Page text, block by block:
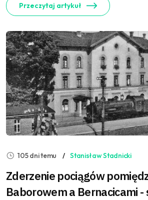
Przeczytaj artykuł
105 dni temu Stanisław Stadnicki
Zderzenie pociągów
Baborowem a Bernacicami -